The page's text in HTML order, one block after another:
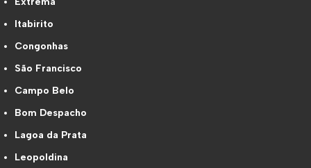
Itabirito
Congonhas
São Francisco
Campo Belo
Bom Despacho
Lagoa da Prata
Leopoldina